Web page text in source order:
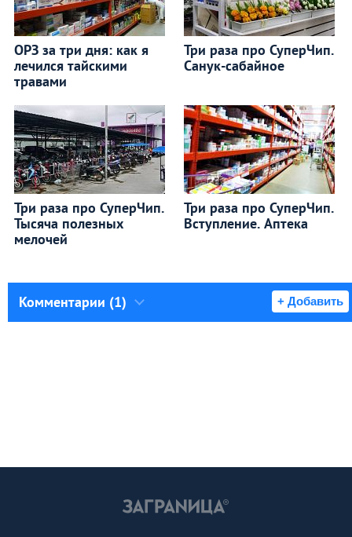
ОРЗ за три дня: как я
лечился тайскими
травами
Три раза про СуперЧип.
Санук-сабайное
Три раза про СуперЧип.
Тысяча полезных
мелочей
Три раза про СуперЧип.
Вступление. Аптека
Комментарии (1) + Добавить